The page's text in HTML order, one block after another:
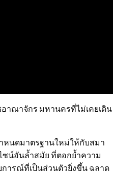
าณาจักร มหานครที่ไม่เคยเดิน
หนดมาตรฐานใหม่ให้กับสมา
น์อันล้ำสมัย ที่ตอกย้ำความ
การณ์ที่เป็นส่วนตัวยิ่งขึ้น ฉลาด